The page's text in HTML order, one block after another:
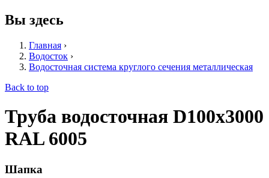
Вы здесь
Главная ›
Водосток ›
Водосточная система круглого сечения металлическая
Back to top
Труба водосточная D100х3000
RAL 6005
Шапка